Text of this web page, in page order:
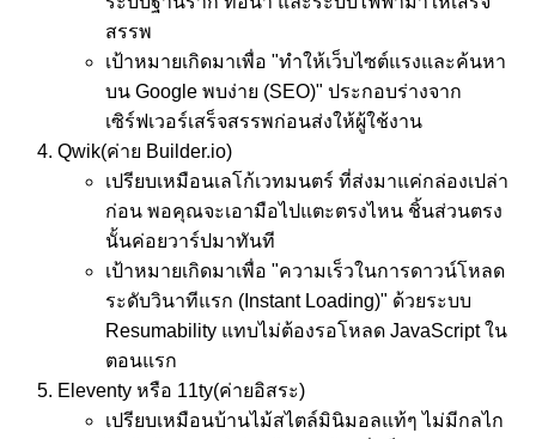
สรรพ
เป้าหมายเกิดมาเพื่อ "ทำให้เว็บไซต์แรงและค้นหา
บน Google พบง่าย (SEO)" ประกอบร่างจาก
เซิร์ฟเวอร์เสร็จสรรพก่อนส่งให้ผู้ใช้งาน
Qwik(ค่าย Builder.io)
เปรียบเหมือนเลโก้เวทมนตร์ ที่ส่งมาแค่กล่องเปล่า
ก่อน พอคุณจะเอามือไปแตะตรงไหน ชิ้นส่วนตรง
นั้นค่อยวาร์ปมาทันที
เป้าหมายเกิดมาเพื่อ "ความเร็วในการดาวน์โหลด
ระดับวินาทีแรก (Instant Loading)" ด้วยระบบ
Resumability แทบไม่ต้องรอโหลด JavaScript ใน
ตอนแรก
Eleventy หรือ 11ty(ค่ายอิสระ)
เปรียบเหมือนบ้านไม้สไตล์มินิมอลแท้ๆ ไม่มีกลไก